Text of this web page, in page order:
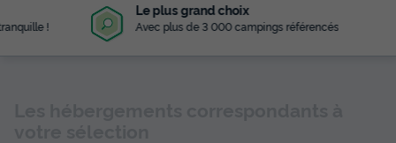
Le plus grand choix
Avec plus de 3 000 campings référencés